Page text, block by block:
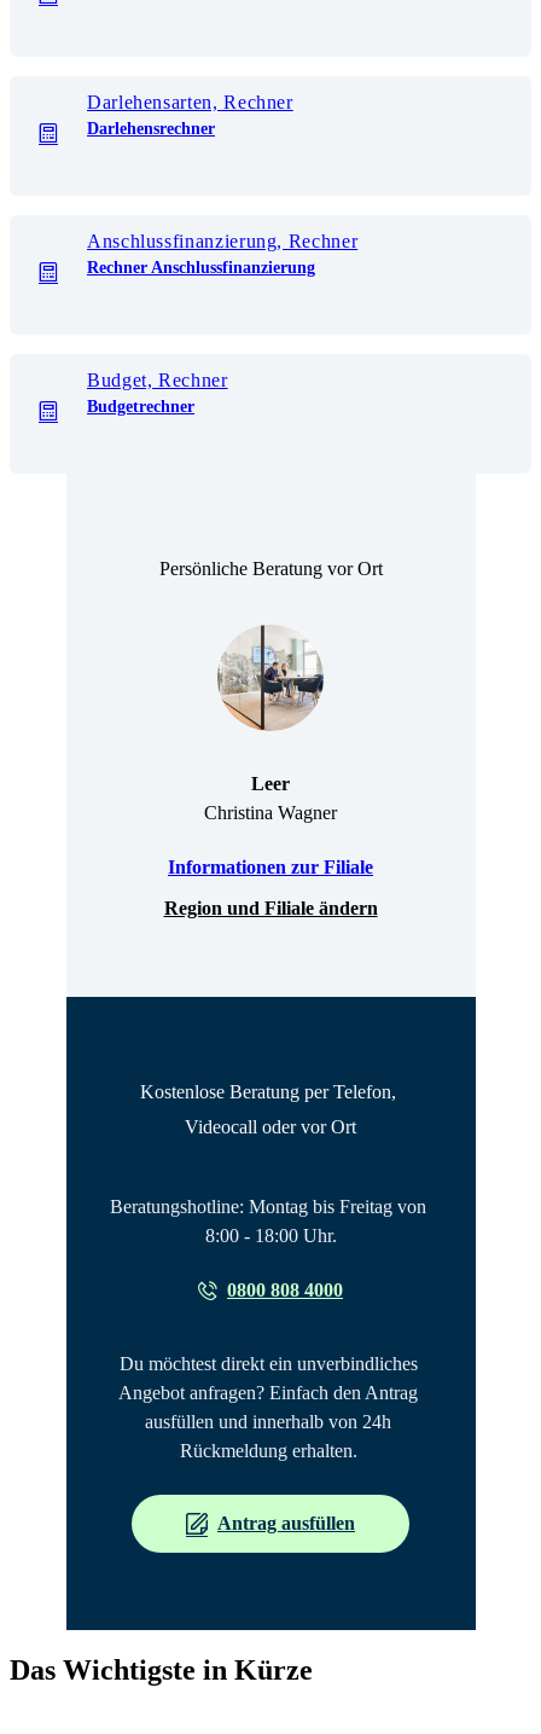
Darlehensarten, Rechner
Darlehensrechner
Anschlussfinanzierung, Rechner
Rechner Anschlussfinanzierung
Budget, Rechner
Budgetrechner
Persönliche Beratung vor Ort
Leer
Christina Wagner
Informationen zur Filiale
Region und Filiale ändern
Kostenlose Beratung per Telefon,
Videocall oder vor Ort
Beratungshotline: Montag bis Freitag von
8:00 - 18:00 Uhr.
0800 808 4000
Du möchtest direkt ein unverbindliches
Angebot anfragen? Einfach den Antrag
ausfüllen und innerhalb von 24h
Rückmeldung erhalten.
Antrag ausfüllen
Das Wichtigste in Kürze